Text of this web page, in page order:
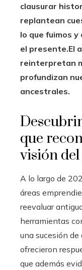
clausurar
replantean
lo que fuimos
el presente.El
reinterpretan
profundizan
ancestrales.
que
visión
A lo largo de
áreas
reevaluar
herramientas
una sucesión
ofrecieron
que además